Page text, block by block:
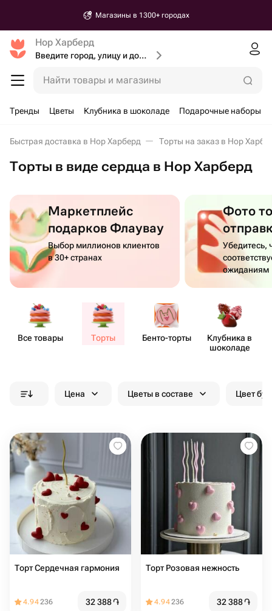
Магазины в 1300+ городах
Нор Харберд
Введите город, улицу и дом доставки
Найти товары и магазины
Тренды Цветы Клубника в шоколаде Подарочные наборы
Быстрая доставка в Нор Харберд Торты на заказ в Нор
Торты в виде сердца в Нор Харберд
Маркетплейс
подарков Флаувау
Выбор миллионов клиентов
в 30+ странах
Фото
Убедитесь,
ожиданиям
Все товары Торты Бенто​-торты
Клубника в
шоколаде
Цена Цветы в составе Цвет
Торт Сердечная гармония
4.94236 32 388֏
Торт Розовая нежность
4.94236 32 388֏